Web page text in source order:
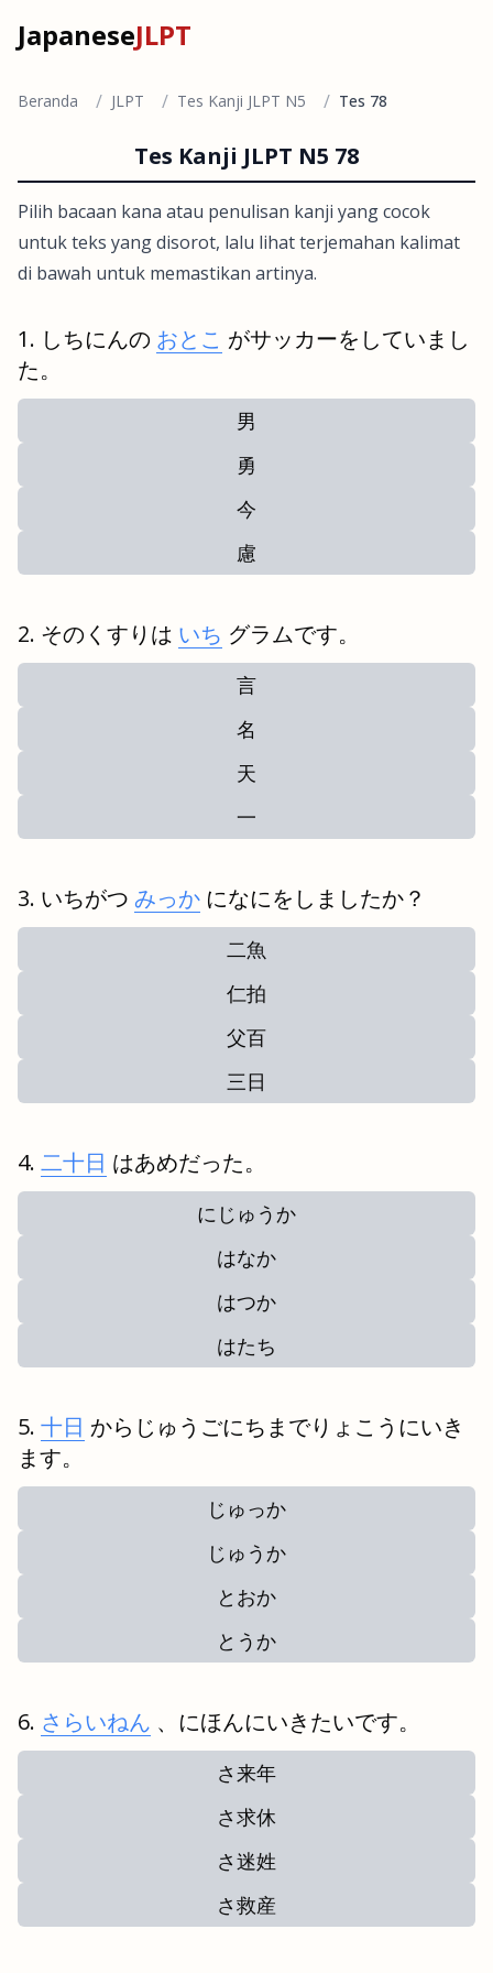
JapaneseJLPT
Beranda / JLPT / Tes Kanji JLPT N5 / Tes 78
Tes Kanji JLPT N5 78
Pilih bacaan kana atau penulisan kanji yang cocok
untuk teks yang disorot, lalu lihat terjemahan kalimat
di bawah untuk memastikan artinya.
しちにんの おとこ がサッカーをしていまし
た。
男
勇
今
慮
そのくすりは いち グラムです。
言
名
天
一
いちがつ みっか になにをしましたか？
二魚
仁拍
父百
三日
二十日 はあめだった。
にじゅうか
はなか
はつか
はたち
十日 からじゅうごにちまでりょこうにいき
ます。
じゅっか
じゅうか
とおか
とうか
さらいねん 、にほんにいきたいです。
さ来年
さ求休
さ迷姓
さ救産